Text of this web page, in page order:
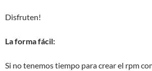
Disfruten!
La forma fácil:
Si no tenemos tiempo para crear el rpm